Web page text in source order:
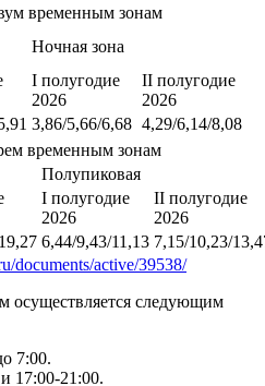
временным зонам
Ночная зона
I полугодие
2026
II полугодие
2026
3,86/5,66/6,68 4,29/6,14/8,08
временным зонам
Полупиковая
I полугодие
2026
II полугодие
2026
6,44/9,43/11,13 7,15/10,23/
documents/active/39538/
осуществляется следующим
7:00.
17:00-21:00.